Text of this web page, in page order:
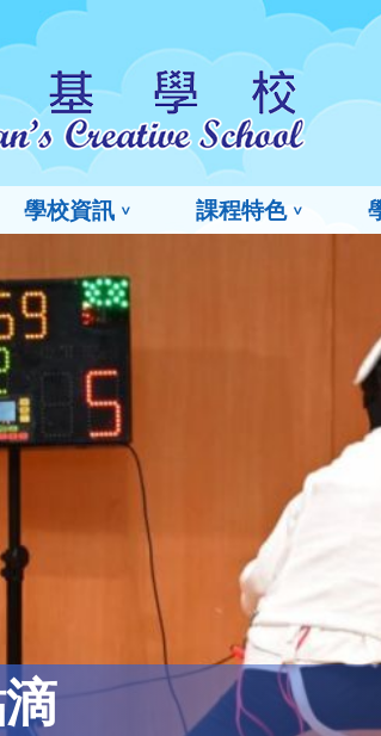
學校資訊 課程特色